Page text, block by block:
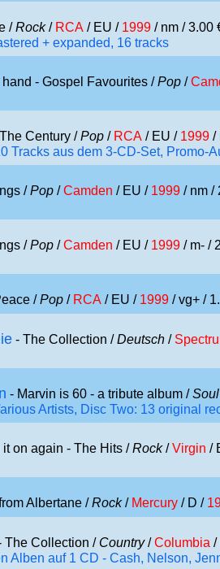
/Rock/ RCA / EU / 1999 / nm / 3.00
+ expanded, 16 tracks
hand - Gospel Favourites /Pop /
Century /Pop / RCA / EU / 1999 /
Tracks aus dem 3-CD-Set, Promo-
/Pop /Camden / EU / 1999 / nm /
/Pop /Camden / EU / 1999 / m- /
/Pop / RCA / EU / 1999 / vg+ /
- The Collection /Deutsch /
- Marvin is 60 - a tribute album /Soul
Artists, Disc Two: 13 original
it on again - The Hits /Rock/Virgin /
Albertane /Rock/ Mercury / D /
The Collection / Country/Columbia /
Alben auf 1 CD - Cash, Nelson,